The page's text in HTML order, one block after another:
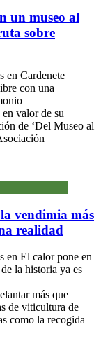
un museo al
sobre
en Cardenete
con una
en valor de su
de ‘Del Museo al
vendimia más
realidad
en El calor pone en
la historia ya es
más que
de viticultura de
como la recogida